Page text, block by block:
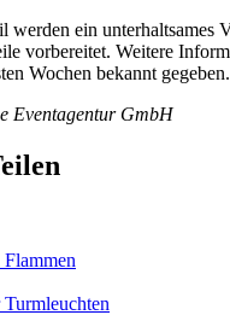
ein unterhaltsames
vorbereitet. Weitere
Wochen bekannt gegeben.
Eventagentur GmbH